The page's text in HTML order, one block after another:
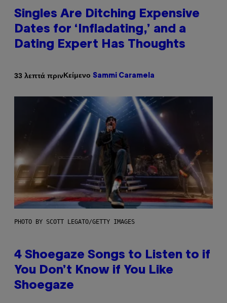
Singles Are Ditching Expensive
Dates for ‘Infladating,’ and a
Dating Expert Has Thoughts
33 λεπτά πρινΚείμενο Sammi Caramela
PHOTO BY SCOTT LEGATO/GETTY IMAGES
4 Shoegaze Songs to Listen to if
You Don’t Know if You Like
Shoegaze